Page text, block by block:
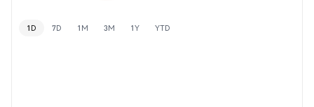
1D 7D 1M 3M 1Y YTD